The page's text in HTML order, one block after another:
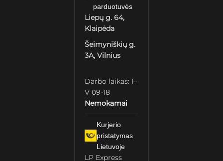
parduotuvės
Liepų g. 64,
Klaipėda
Šeimyniškių g.
3A, Vilnius
Darbo laikas: I–
V 09-18
Nemokamai
Kurjerio
pristatymas
Lietuvoje
LP Express